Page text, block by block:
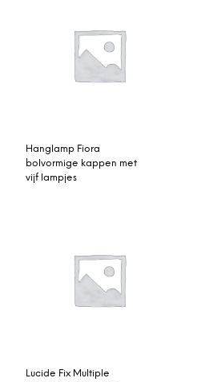
Hanglamp Fiora
bolvormige kappen met
vijf lampjes
Lucide Fix Multiple